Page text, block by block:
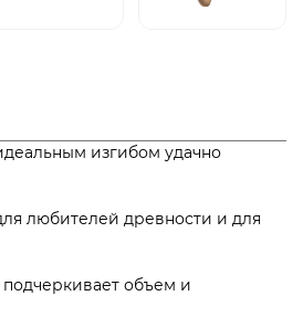
изгибом удачно
любителей древности и для
подчеркивает объем и